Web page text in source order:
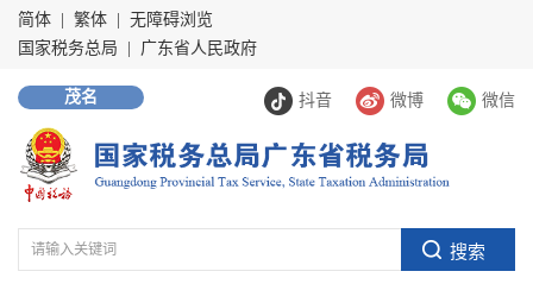
简体 繁体
无障碍浏览
国家税务总局
广东省人民政府
抖音 微博 微信
茂名